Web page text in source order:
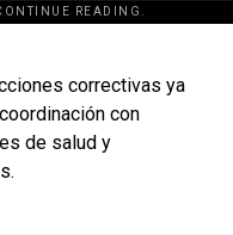
READING.
correctivas ya
con
de salud y